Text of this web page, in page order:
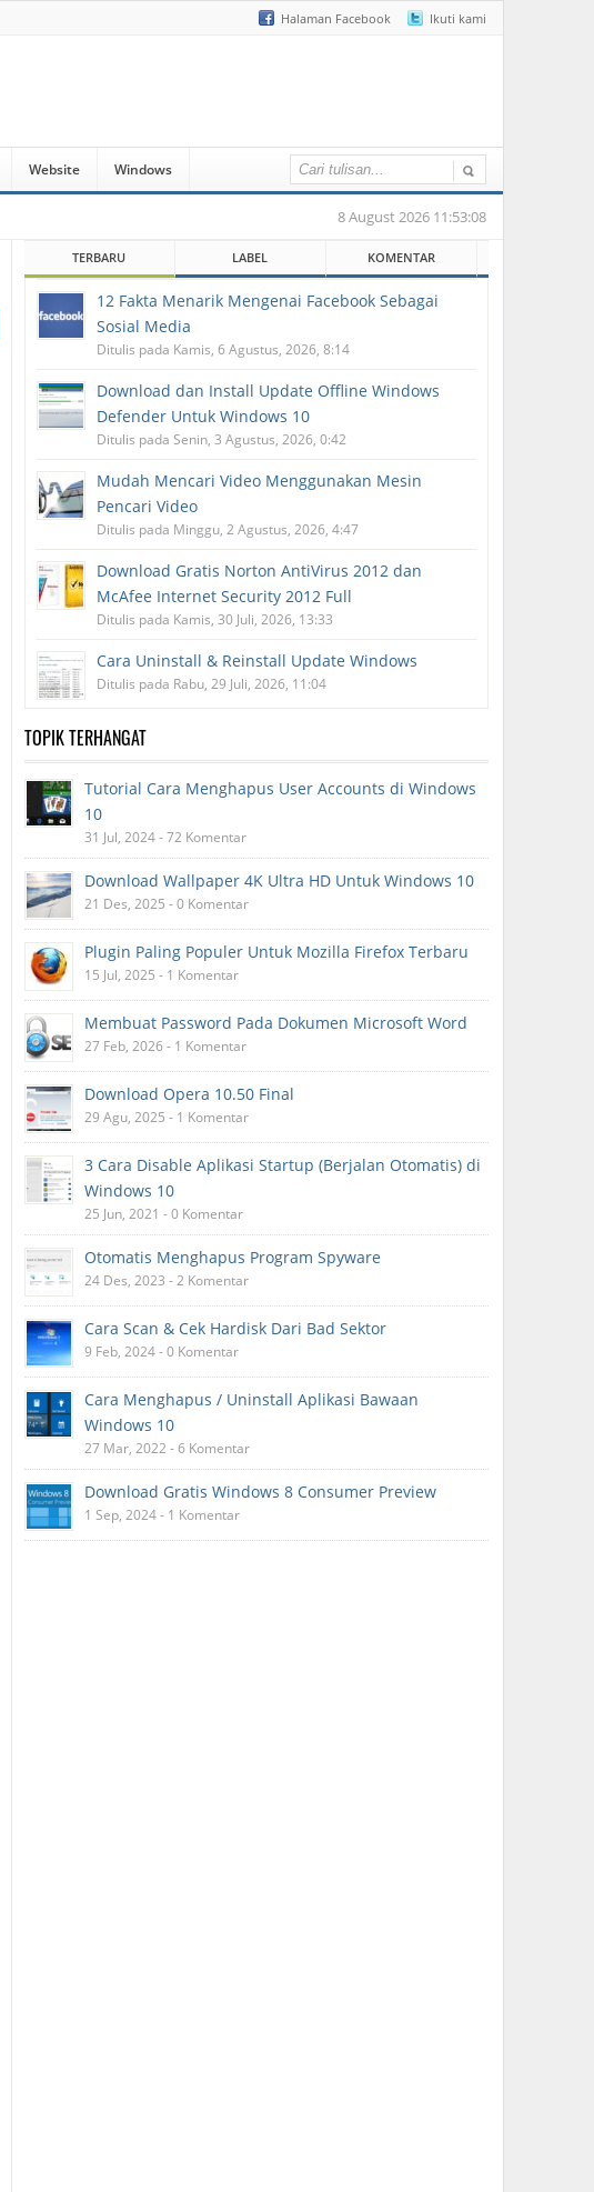
Halaman Facebook Ikuti kami
Website Windows
8 August 2026 11:53:08
TERBARU LABEL KOMENTAR
12 Fakta Menarik Mengenai Facebook Sebagai
Sosial Media
Ditulis pada Kamis, 6 Agustus, 2026, 8:14
Download dan Install Update Offline Windows
Defender Untuk Windows 10
Ditulis pada Senin, 3 Agustus, 2026, 0:42
Mudah Mencari Video Menggunakan Mesin
Pencari Video
Ditulis pada Minggu, 2 Agustus, 2026, 4:47
Download Gratis Norton AntiVirus 2012 dan
McAfee Internet Security 2012 Full
Ditulis pada Kamis, 30 Juli, 2026, 13:33
Cara Uninstall & Reinstall Update Windows
Ditulis pada Rabu, 29 Juli, 2026, 11:04
TOPIK TERHANGAT
Tutorial Cara Menghapus User Accounts di Windows
10
31 Jul, 2024 - 72 Komentar
Download Wallpaper 4K Ultra HD Untuk Windows 10
21 Des, 2025 - 0 Komentar
Plugin Paling Populer Untuk Mozilla Firefox Terbaru
15 Jul, 2025 - 1 Komentar
Membuat Password Pada Dokumen Microsoft Word
27 Feb, 2026 - 1 Komentar
Download Opera 10.50 Final
29 Agu, 2025 - 1 Komentar
3 Cara Disable Aplikasi Startup (Berjalan Otomatis) di
Windows 10
25 Jun, 2021 - 0 Komentar
Otomatis Menghapus Program Spyware
24 Des, 2023 - 2 Komentar
Cara Scan & Cek Hardisk Dari Bad Sektor
9 Feb, 2024 - 0 Komentar
Cara Menghapus / Uninstall Aplikasi Bawaan
Windows 10
27 Mar, 2022 - 6 Komentar
Download Gratis Windows 8 Consumer Preview
1 Sep, 2024 - 1 Komentar